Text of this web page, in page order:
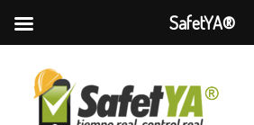
SafetYA®